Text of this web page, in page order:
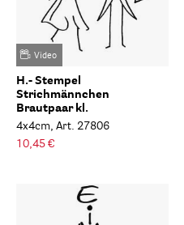
Video
H.- Stempel
Strichmännchen
Brautpaar kl.
4x4cm, Art. 27806
10,45 €